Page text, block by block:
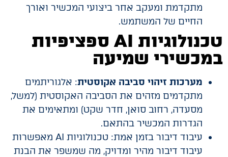
מתקדמת ומעקב אחר ביצועי המכשיר ואורך
החיים של המשתמש.
טכנולוגיות AI ספציפיות
במכשירי שמיעה
מערכות זיהוי סביבה אקוסטית: אלגוריתמים
מתקדמים מזהים את הסביבה האקוסטית (למשל,
מסעדה, רחוב סואן, חדר שקט) ומתאימים את
הגדרות המכשיר בהתאם.
עיבוד דיבור בזמן אמת: טכנולוגיות AI מאפשרות
עיבוד דיבור מהיר ומדויק, מה שמשפר את הבנת